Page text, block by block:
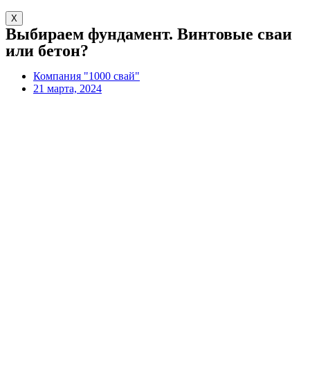
X
Выбираем фундамент. Винтовые сваи
или бетон?
Компания "1000 свай"
21 марта, 2024